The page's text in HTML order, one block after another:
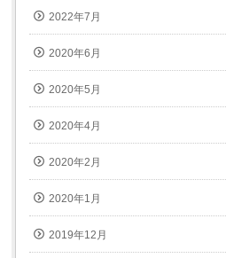
2022年7月
2020年6月
2020年5月
2020年4月
2020年2月
2020年1月
2019年12月